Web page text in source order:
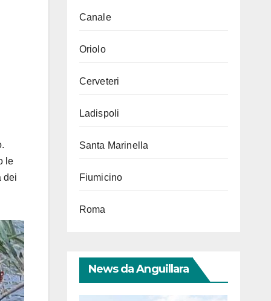
le
dei
Canale
Oriolo
Cerveteri
Ladispoli
Santa Marinella
Fiumicino
Roma
News da Anguillara